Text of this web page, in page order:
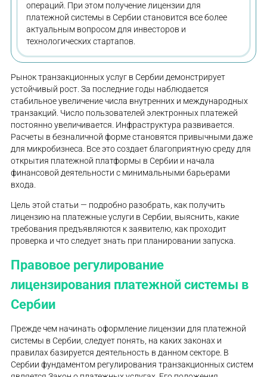
операций. При этом получение лицензии для
платежной системы в Сербии становится все более
актуальным вопросом для инвесторов и
технологических стартапов.
Рынок транзакционных услуг в Сербии демонстрирует
устойчивый рост. За последние годы наблюдается
стабильное увеличение числа внутренних и международных
транзакций. Число пользователей электронных платежей
постоянно увеличивается. Инфраструктура развивается.
Расчеты в безналичной форме становятся привычными даже
для микробизнеса. Все это создает благоприятную среду для
открытия платежной платформы в Сербии и начала
финансовой деятельности с минимальными барьерами
входа.
Цель этой статьи — подробно разобрать, как получить
лицензию на платежные услуги в Сербии, выяснить, какие
требования предъявляются к заявителю, как проходит
проверка и что следует знать при планировании запуска.
Правовое регулирование
лицензирования платежной системы в
Сербии
Прежде чем начинать оформление лицензии для платежной
системы в Сербии, следует понять, на каких законах и
правилах базируется деятельность в данном секторе. В
Сербии фундаментом регулирования транзакционных систем